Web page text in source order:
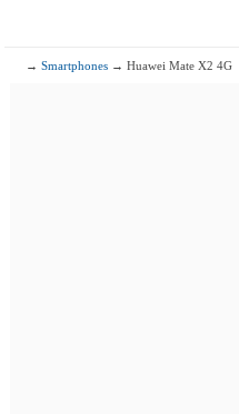
→Smartphones → Huawei Mate X2 4G